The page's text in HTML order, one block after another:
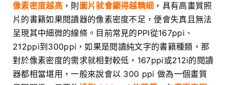
像素密度越高，則 圖片就會顯得越精細 ，具有高畫質照
片的書籍如果閱讀器的像素密度不足，便會失真且無法
呈現其中細微的線條。目前常見的PPI從167ppi、
212ppi到300ppi，如果是閱讀純文字的書籍種類，那
對於像素密度的需求就相對較低，167ppi或212i的閱讀
器都相當堪用，一般來說會以 300 ppi 做為一個畫質